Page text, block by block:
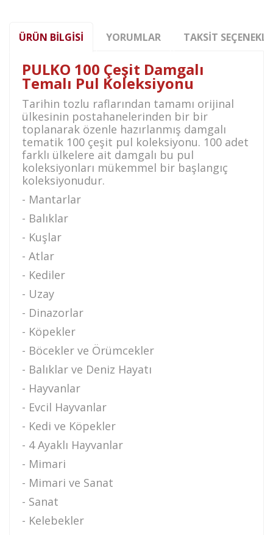
ÜRÜN BILGISI YORUMLAR TAKSIT
PULKO 100 Çeşit Damgalı
Temalı Pul Koleksiyonu
Tarihin tozlu raflarından tamamı orijinal
ülkesinin postahanelerinden bir bir
toplanarak özenle hazırlanmış damgalı
tematik 100 çeşit pul koleksiyonu. 100 adet
farklı ülkelere ait damgalı bu pul
koleksiyonları mükemmel bir başlangıç
koleksiyonudur.
- Mantarlar
- Balıklar
- Kuşlar
- Atlar
- Kediler
- Uzay
- Dinazorlar
- Köpekler
- Böcekler ve Örümcekler
- Balıklar ve Deniz Hayatı
- Hayvanlar
- Evcil Hayvanlar
- Kedi ve Köpekler
- 4 Ayaklı Hayvanlar
- Mimari
- Mimari ve Sanat
- Sanat
- Kelebekler